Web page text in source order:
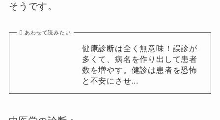
そうです。
あわせて読みたい
健康診断は全く無意味！誤診が
多くて、病名を作り出して患者
数を増やす。健診は患者を恐怖
と不安にさせ...